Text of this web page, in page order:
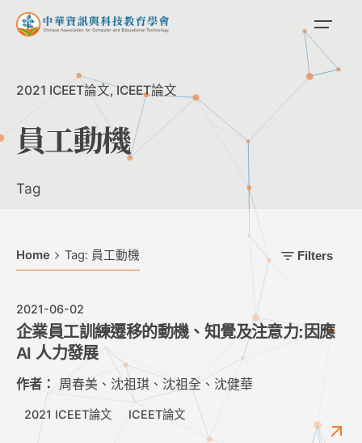
Skip
2021 ICEET論文 ICEET論文
員工動機
Tag
Home Tag: 員工動機 Filters
2021-06-02
企業員工訓練遷移的動機、知覺及注意力:因應
AI 人力發展
作者： 周春美、沈祖琪、沈祖全、沈健華
2021 ICEET論文 ICEET論文